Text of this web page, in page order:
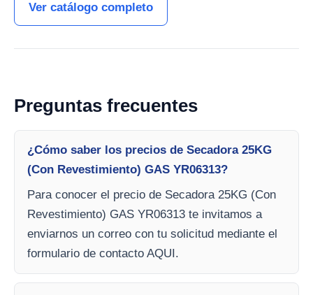
Ver catálogo completo
Preguntas frecuentes
¿Cómo saber los precios de Secadora 25KG
(Con Revestimiento) GAS YR06313?
Para conocer el precio de Secadora 25KG (Con
Revestimiento) GAS YR06313 te invitamos a
enviarnos un correo con tu solicitud mediante el
formulario de contacto AQUI.